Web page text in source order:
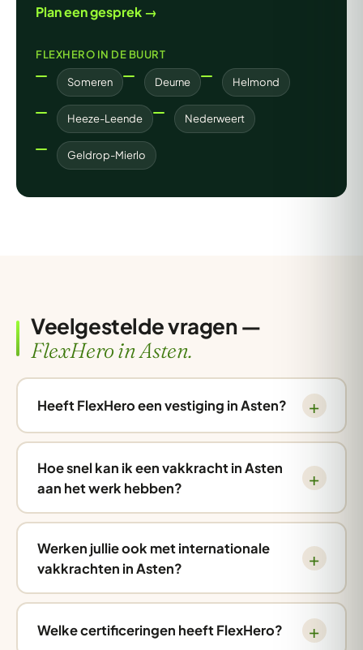
Plan een gesprek →
FLEXHERO IN DE BUURT
Someren Deurne Helmond
Heeze-Leende Nederweert
Geldrop-Mierlo
Veelgestelde vragen —
FlexHero in Asten.
Heeft FlexHero een vestiging in Asten?
Hoe snel kan ik een vakkracht in Asten
aan het werk hebben?
Werken jullie ook met internationale
vakkrachten in Asten?
Welke certificeringen heeft FlexHero?